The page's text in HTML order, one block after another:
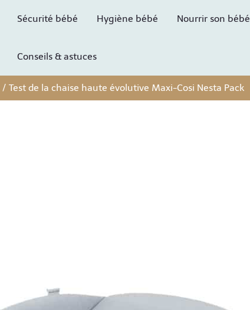
Sécurité bébé Hygiène bébé Nourrir son bébé
Conseils & astuces
Test de la chaise haute évolutive Maxi-Cosi Nesta Pack